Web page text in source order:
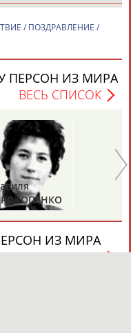
/ ПОЗДРАВЛЕНИЕ /
ПЕРСОН ИЗ МИРА
ВЕСЬ СПИСОК
ИЗ МИРА
ВЕСЬ СПИСОК